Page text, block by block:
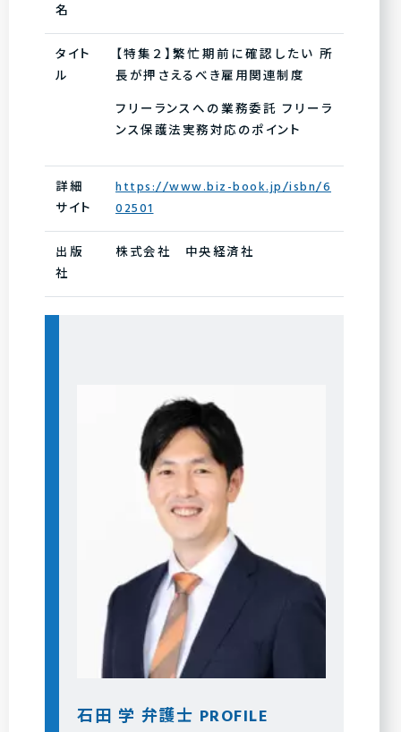
名
タイト
ル
【特集２】繁忙期前に確認したい 所
長が押さえるべき雇用関連制度
フリーランスへの業務委託 フリーラ
ンス保護法実務対応のポイント
詳細
サイト
https://www.biz-book.jp/isbn/6
02501
出版
社
株式会社 中央経済社
石田 学 弁護士 PROFILE